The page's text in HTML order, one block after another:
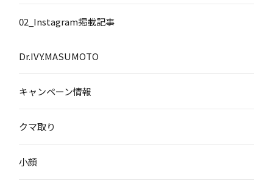
02_Instagram掲載記事
Dr.IVY.MASUMOTO
キャンペーン情報
クマ取り
小顔